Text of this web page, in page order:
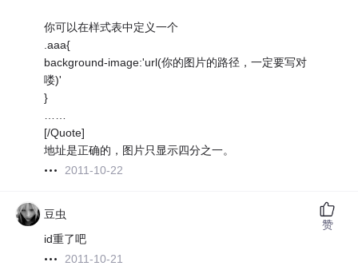
你可以在样式表中定义一个
.aaa{
background-image:'url(你的图片的路径，一定要写对
喽)'
}
……
[/Quote]
地址是正确的，图片只显示四分之一。
2011-10-22
豆虫
id重了吧
2011-10-21
赞